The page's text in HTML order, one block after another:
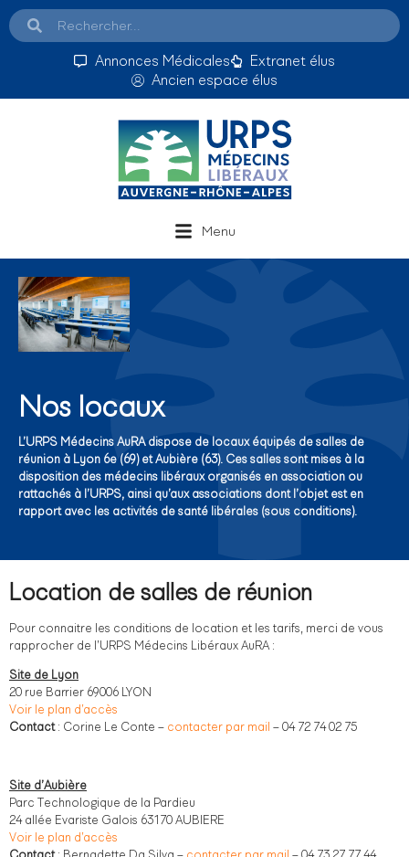
Annonces Médicales
Extranet élus
Ancien espace élus
Menu
Nos locaux
L’URPS Médecins AuRA dispose de locaux équipés de salles de
réunion à Lyon 6e (69) et Aubière (63). Ces salles sont mises à la
disposition des médecins libéraux organisés en association ou
rattachés à l’URPS, ainsi qu’aux associations dont l’objet est en
rapport avec les activités de santé libérales (sous conditions).
Location de salles de réunion
Pour connaitre les conditions de location et les tarifs, merci de vous
rapprocher de l’URPS Médecins Libéraux AuRA :
Site de Lyon
20 rue Barrier 69006 LYON
Voir le plan d’accès
Contact: Corine Le Conte – contacter par mail – 04 72 74 02 75
Site d’Aubière
Parc Technologique de la Pardieu
24 allée Evariste Galois 63170 AUBIERE
Voir le plan d’accès